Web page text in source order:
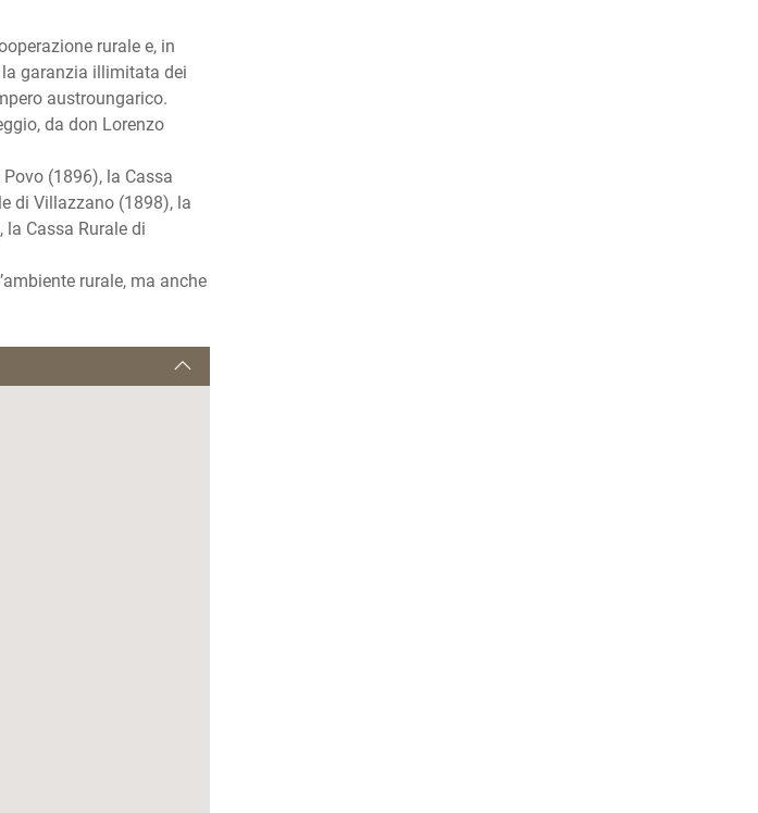
rurale e, in
la garanzia illimitata dei
austroungarico.
da don Lorenzo
(1896), la Cassa
di Villazzano (1898), la
la Cassa Rurale di
rurale, ma anche